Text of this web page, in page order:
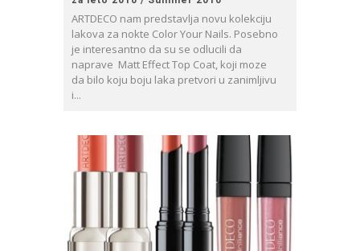
ARTDECO nam predstavlja novu kolekciju
lakova za nokte Color Your Nails. Posebno
je interesantno da su se odlucili da
naprave Matt Effect Top Coat, koji moze
da bilo koju boju laka pretvori u zanimljivu
i...